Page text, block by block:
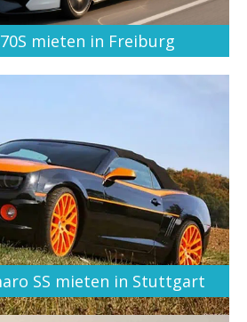
mieten in Freiburg
SS mieten in Stuttgart